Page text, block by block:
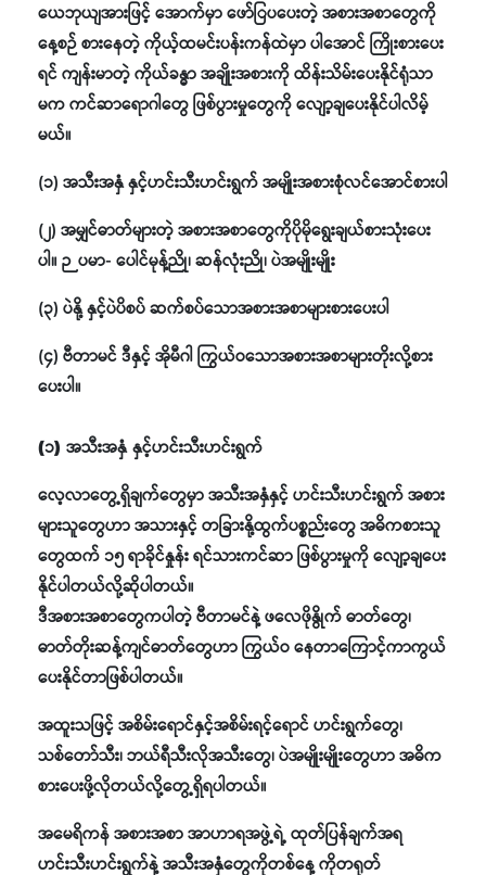
ယေဘုယျအားဖြင့် အောက်မှာ ဖော်ြပပေးတဲ့ အစားအစာတွေကို
နေ့စဉ် စားနေတဲ့ ကိုယ့်ထမင်းပန်းကန်ထဲမှာ ပါအောင် ကြိုးစားပေး
ရင် ကျန်းမာတဲ့ ကိုယ်ခန္ဓာ အချိုးအစားကို ထိန်းသိမ်းပေးနိုင်ရုံသာ
မက ကင်ဆာရောဂါတွေ ဖြစ်ပွားမှုတွေကို လျော့ချပေးနိုင်ပါလိမ့်
မယ်။
(၁) အသီးအနှံ နှင့်ဟင်းသီးဟင်းရွက် အမျိုးအစားစုံလင်အောင်စားပါ
(၂) အမျှင်ဓာတ်များတဲ့ အစားအစာတွေကိုပိုမိုရွေးချယ်စားသုံးပေး
ပါ။ ဉပမာ- ပေါင်မုန့်ညို၊ ဆန်လုံးညို၊ ပဲအမျိုးမျိုး
(၃) ပဲနို့ နှင့်ပဲပိစပ် ဆက်စပ်သောအစားအစာများစားပေးပါ
(၄) ဗီတာမင် ဒီနှင့် အိုမီဂါ ကြွယ်ဝသောအစားအစာများတိုးလို့စား
ပေးပါ။
(၁) အသီးအနှံ နှင့်ဟင်းသီးဟင်းရွက်
လေ့လာတွေ့ရှိချက်တွေမှာ အသီးအနှံနှင့် ဟင်းသီးဟင်းရွက် အစား
များသူတွေဟာ အသားနှင့် တခြားနို့ထွက်ပစ္စည်းတွေ အဓိကစားသူ
တွေထက် ၁၅ ရာခိုင်နှုန်း ရင်သားကင်ဆာ ဖြစ်ပွားမှုကို လျော့ချပေး
နိုင်ပါတယ်လို့ဆိုပါတယ်။
ဒီအစားအစာတွေကပါတဲ့ ဗီတာမင်နဲ့ ဖလေဖိုနွိုက် ဓာတ်တွေ၊
ဓာတ်တိုးဆန့်ကျင်ဓာတ်တွေဟာ ကြွယ်ဝ နေတာကြောင့်ကာကွယ်
ပေးနိုင်တာဖြစ်ပါတယ်။
အထူးသဖြင့် အစိမ်းရောင်နှင့်အစိမ်းရင့်ရောင် ဟင်းရွက်တွေ၊
သစ်တော်သီး၊ ဘယ်ရီသီးလိုအသီးတွေ၊ ပဲအမျိုးမျိုးတွေဟာ အဓိက
စားပေးဖို့လိုတယ်လို့တွေ့ရှိရပါတယ်။
အမေရိကန် အစားအစာ အာဟာရအဖွဲ့ရဲ့ ထုတ်ပြန်ချက်အရ
ဟင်းသီးဟင်းရွက်နဲ့ အသီးအနှံတွေကိုတစ်နေ့ ကိုတရုတ်